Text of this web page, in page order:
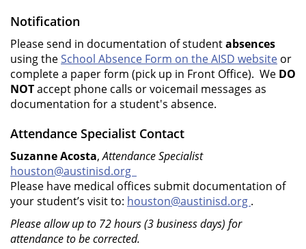
Notification
Please send in documentation of studentabsences
using theSchool Absence Form on the AISD website or
complete a paper form (pick up in Front Office). We DO
NOTaccept phone calls or voicemail messages as
documentation for a student's absence.
Attendance Specialist Contact
Suzanne Acosta,Attendance Specialist
houston@austinisd.org
Please have medical offices submit documentation of
your student’s visit to: houston@austinisd.org .
Please allow up to 72 hours (3 business days) for
attendance to be corrected.